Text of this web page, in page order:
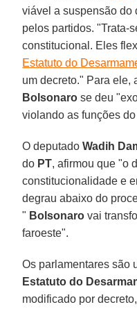
viável a suspensão do
pelos partidos. "Trata-
constitucional. Eles
Estatuto do
um decreto." Para ele,
Bolsonaro se deu
violando as funções
O deputadoWadih
do PT, afirmou que "o
constitucionalidade e
degrau abaixo do
" Bolsonaro vai
faroeste".
Os parlamentares são
Estatuto do
modificado por